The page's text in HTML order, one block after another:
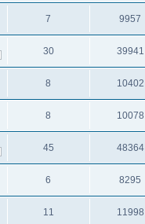
7 9957
30 39941
8 10402
8 10078
45 48364
6 8295
11 11998